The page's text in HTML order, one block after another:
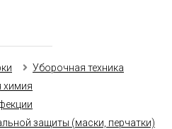
Уборочная техника
химия
защиты (маски, перчатки)